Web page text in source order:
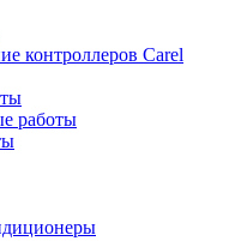
контроллеров Carel
работы